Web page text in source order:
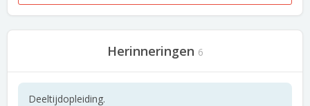
Herinneringen 6
Deeltijdopleiding.